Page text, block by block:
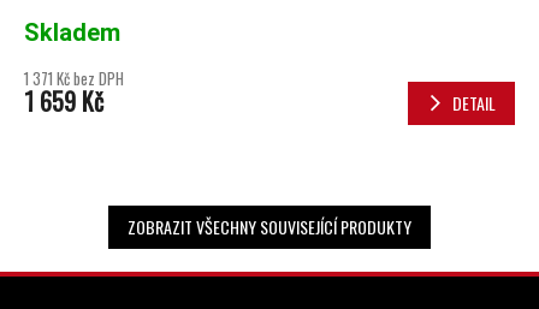
Skladem
1 371 Kč bez DPH
1 659 Kč DETAIL
ZOBRAZIT VŠECHNY SOUVISEJÍCÍ PRODUKTY
ZÁPATÍ